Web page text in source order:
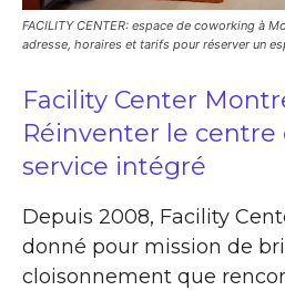
FACILITY CENTER: espace de coworking à
adresse, horaires et tarifs pour réserver un
Facility Center
Réinventer le centre
service intégré
Depuis 2008, Facility
donné pour mission de
cloisonnement que